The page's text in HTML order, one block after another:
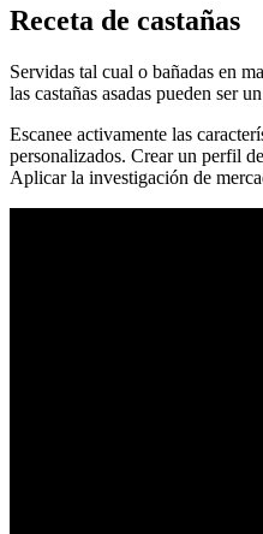
Receta de castañas
Servidas tal cual o bañadas en
las castañas asadas pueden ser
Escanee activamente las
personalizados. Crear un perfil
Aplicar la investigación de